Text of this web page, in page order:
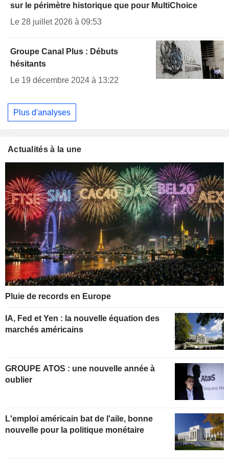
sur le périmètre historique que pour MultiChoice
Le 28 juillet 2026 à 09:53
Groupe Canal Plus : Débuts
hésitants
Le 19 décembre 2024 à 13:22
Plus d'analyses
Actualités à la une
Pluie de records en Europe
IA, Fed et Yen : la nouvelle équation des
marchés américains
GROUPE ATOS : une nouvelle année à
oublier
L'emploi américain bat de l'aile, bonne
nouvelle pour la politique monétaire